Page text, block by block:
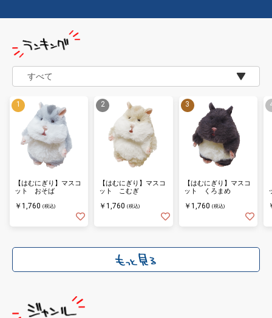
【はむにぎり】マスコ
ット おそば
￥1,760 (税込)
【はむにぎり】マスコ
ット こむぎ
￥1,760 (税込)
【はむにぎり】マスコ
ット くろまめ
￥1,760 (税込)